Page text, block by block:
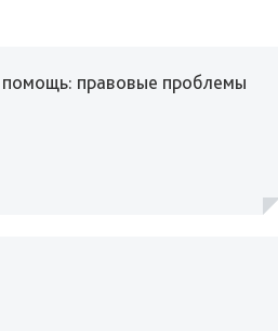
правовые проблемы